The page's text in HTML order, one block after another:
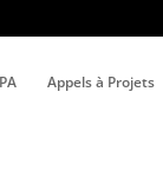
Appels à Projets